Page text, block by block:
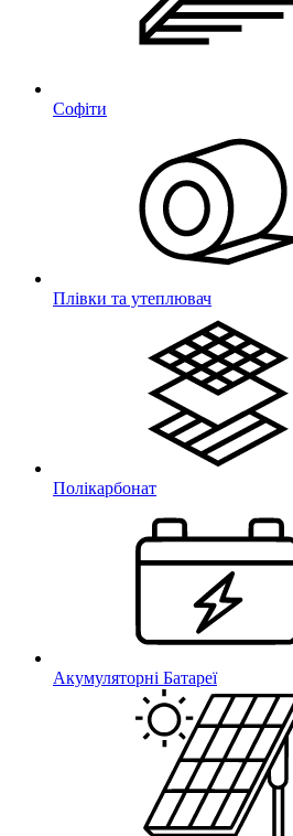
Софіти
Плівки та утеплювач
Полікарбонат
Акумуляторні Батареї